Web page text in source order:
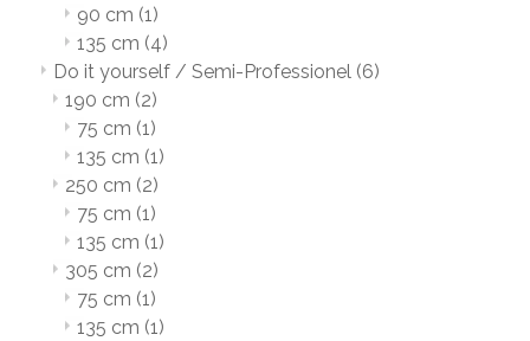
90 cm (1)
135 cm (4)
Do it yourself / Semi-Professionel (6)
190 cm (2)
75 cm (1)
135 cm (1)
250 cm (2)
75 cm (1)
135 cm (1)
305 cm (2)
75 cm (1)
135 cm (1)